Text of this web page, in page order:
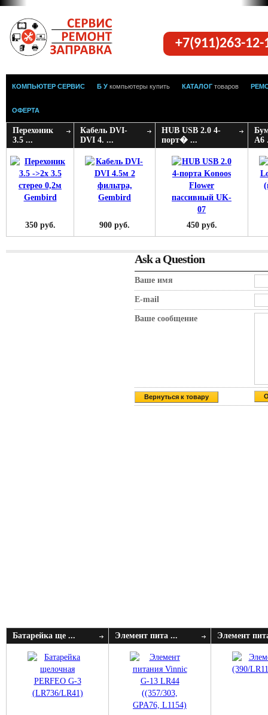
+7(911)263-
КОМПЬЮТЕР СЕРВИС Б У компьютеры купить КАТАЛОГ товаров
ОФЕРТА
Перехоник
3.5 ...
350 руб.
Кабель DVI-
DVI 4. ...
900 руб.
HUB USB 2.0 4-
порт� ...
450 руб.
A6
Ask a Question
Ваше имя
E-mail
Ваше сообщение
Вернуться к товару
Батарейка ще ... Элемент пита ... Элемент